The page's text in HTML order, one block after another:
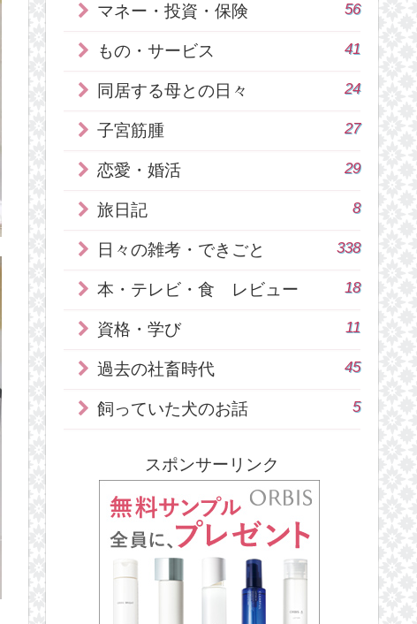
マネー・投資・保険 56
もの・サービス 41
同居する母との日々 24
子宮筋腫 27
恋愛・婚活 29
旅日記 8
日々の雑考・できごと 338
本・テレビ・食 レビュー 18
資格・学び 11
過去の社畜時代 45
飼っていた犬のお話 5
スポンサーリンク